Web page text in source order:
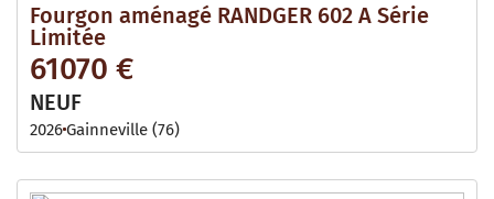
Fourgon aménagé RANDGER 602 A Série
Limitée
61070 €
NEUF
2026Gainneville (76)